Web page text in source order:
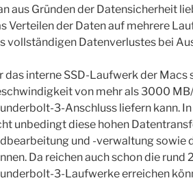
aus Gründen der Datensicherheit
Verteilen der Daten auf mehrere
vollständigen Datenverlustes bei
das interne SSD-Laufwerk der Macs
von mehr als 3000
3-Anschluss liefern kann.
unbedingt diese hohen
und -verwaltung sowie
Da reichen auch schon die rund
3-Laufwerke erreichen